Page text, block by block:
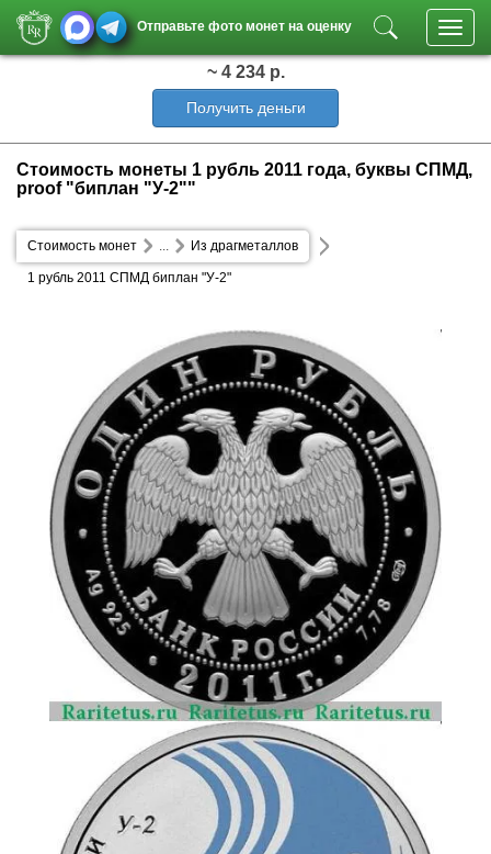
Отправьте фото монет на оценку
~ 4 234 р.
Получить деньги
Стоимость монеты 1 рубль 2011 года, буквы СПМД,
proof "биплан "У-2""
Стоимость монет Из драгметаллов
...
1 рубль 2011 СПМД биплан "У-2"